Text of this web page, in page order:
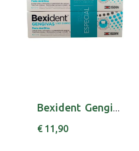
Bexident Gengivas Duo pasta dentífrica manute...
€ 11,90